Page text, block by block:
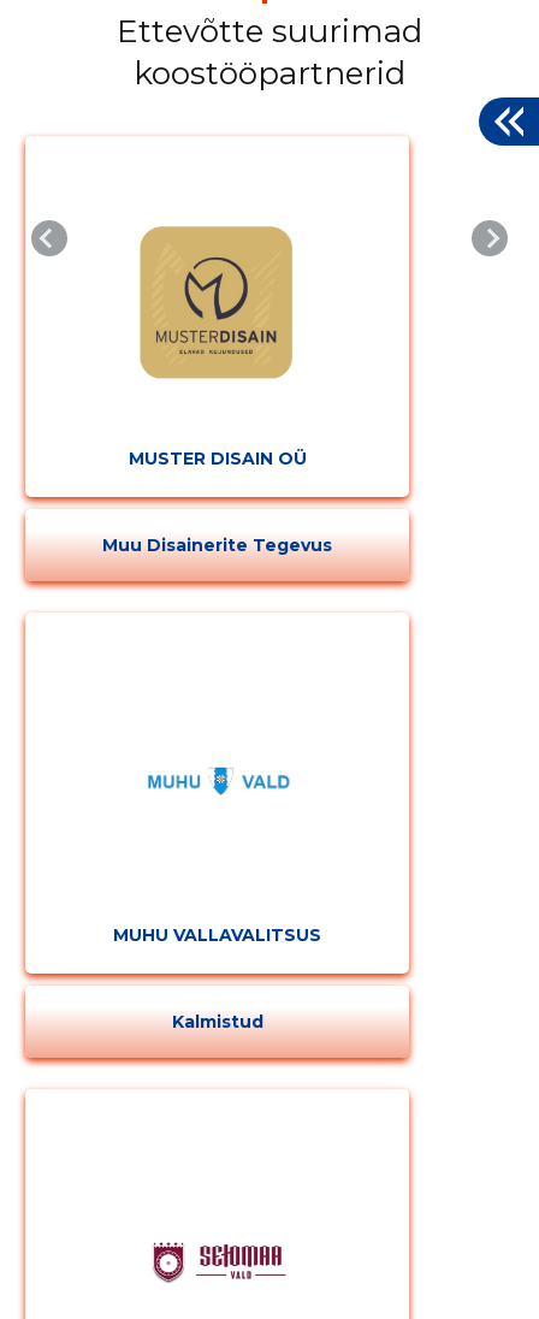
Ettevõtte suurimad
koostööpartnerid
MUSTER DISAIN OÜ
Muu Disainerite Tegevus
MUHU VALLAVALITSUS
Kalmistud